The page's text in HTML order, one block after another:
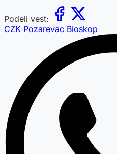
Podeli vest:
CZK Pozarevac Bioskop